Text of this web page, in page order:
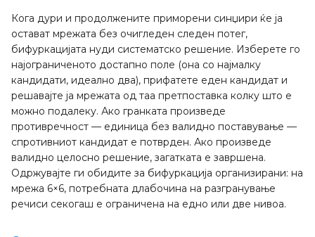
Кога дури и продолжените приморени синџири ќе ја
остават мрежата без очигледен следен потег,
бифуркацијата нуди систематско решение. Изберете го
најограниченото достапно поле (она со најмалку
кандидати, идеално два), прифатете еден кандидат и
решавајте ја мрежата од таа претпоставка колку што е
можно подалеку. Ако гранката произведе
противречност — единица без валидно поставување —
спротивниот кандидат е потврден. Ако произведе
валидно целосно решение, загатката е завршена.
Одржувајте ги обидите за бифуркација организирани: на
мрежа 6×6, потребната длабочина на разгранување
речиси секогаш е ограничена на едно или две нивоа.